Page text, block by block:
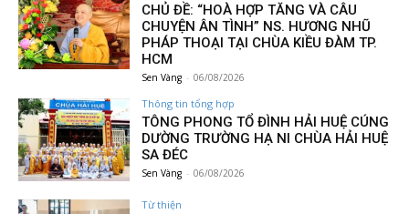
CHỦ ĐỀ: “HOÀ HỢP TĂNG VÀ CÂU
CHUYỆN ÂN TÌNH” NS. HƯƠNG NHŨ
PHÁP THOẠI TẠI CHÙA KIỀU ĐÀM TP.
HCM
Sen Vàng - 06/08/2026
Thông tin tổng hợp
TÔNG PHONG TỔ ĐÌNH HẢI HUỆ CÚNG
DƯỜNG TRƯỜNG HẠ NI CHÙA HẢI HUỆ
SA ĐÉC
Sen Vàng - 06/08/2026
Từ thiện